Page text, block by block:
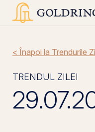
< Înapoi la Trendurile
TRENDUL ZILEI